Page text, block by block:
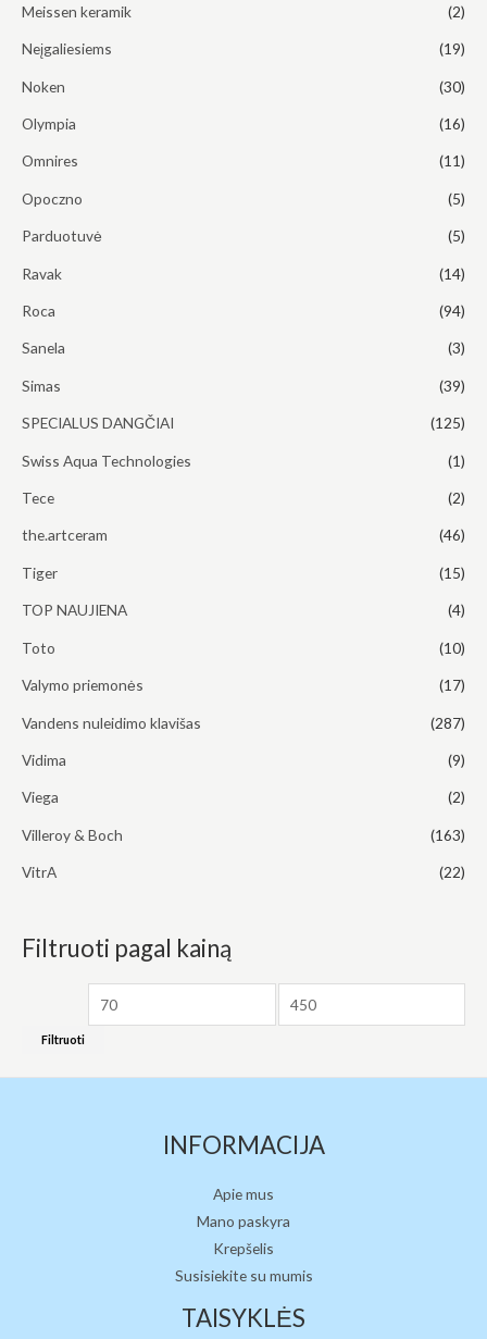
Meissen keramik (2)
Neįgaliesiems (19)
Noken (30)
Olympia (16)
Omnires (11)
Opoczno (5)
Parduotuvė (5)
Ravak (14)
Roca (94)
Sanela (3)
Simas (39)
SPECIALUS DANGČIAI (125)
Swiss Aqua Technologies (1)
Tece (2)
the.artceram (46)
Tiger (15)
TOP NAUJIENA (4)
Toto (10)
Valymo priemonės (17)
Vandens nuleidimo klavišas (287)
Vidima (9)
Viega (2)
Villeroy & Boch (163)
VitrA (22)
Filtruoti pagal kainą
Filtruoti
INFORMACIJA
Apie mus
Mano paskyra
Krepšelis
Susisiekite su mumis
TAISYKLĖS